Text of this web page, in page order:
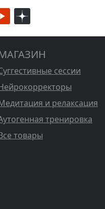
сессии
и релаксация
тренировка
товары